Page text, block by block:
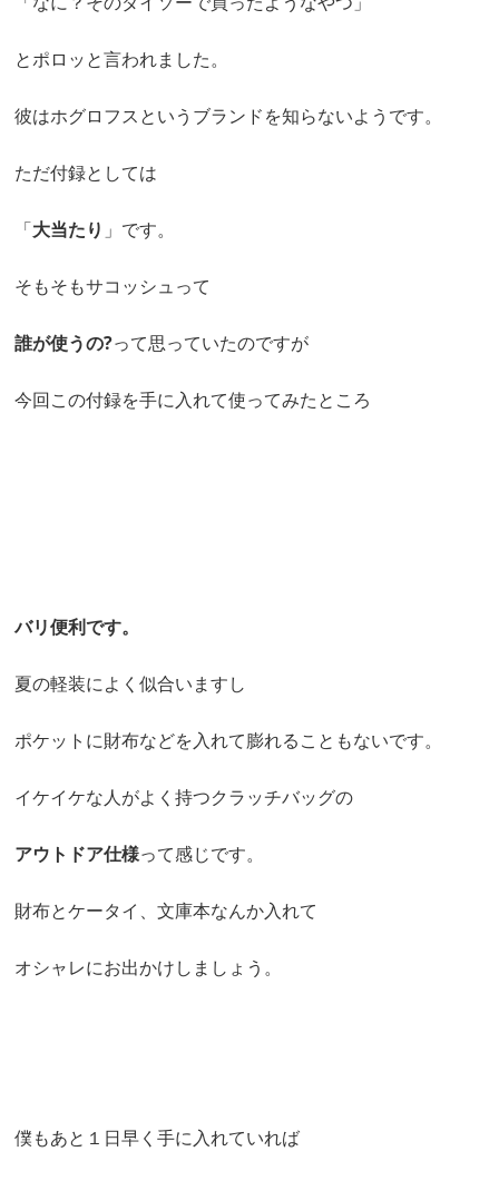
とポロッと言われました。
彼はホグロフスというブランドを知らないようです。
ただ付録としては
「大当たり 」です。
そもそもサコッシュって
誰が使うの?って思っていたのですが
今回この付録を手に入れて使ってみたところ
バリ便利です。
夏の軽装によく似合いますし
ポケットに財布などを入れて膨れることもないです。
イケイケな人がよく持つクラッチバッグの
アウトドア仕様って感じです。
財布とケータイ、文庫本なんか入れて
オシャレにお出かけしましょう。
僕もあと１日早く手に入れていれば